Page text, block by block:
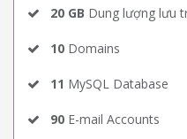
20 GB Dung lượng lưu
10 Domains
11 MySQL Database
90 E-mail Accounts